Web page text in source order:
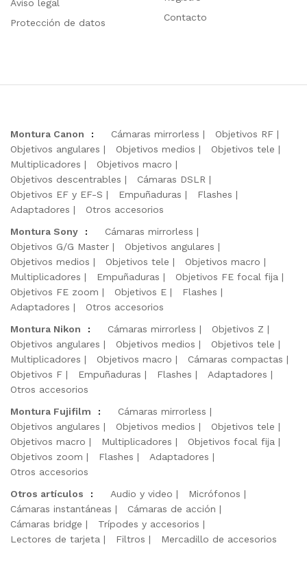
Aviso legal
Protección de datos
Contacto
Montura Canon : Cámaras mirrorless
Objetivos RF
Objetivos angulares
Objetivos medios
Objetivos tele
Multiplicadores
Objetivos macro
Objetivos descentrables
Cámaras DSLR
Objetivos EF y EF-S
Empuñaduras
Flashes
Adaptadores
Otros accesorios
Montura Sony
:
Cámaras mirrorless
Objetivos G/G Master
Objetivos angulares
Objetivos medios
Objetivos tele
Objetivos macro
Multiplicadores
Empuñaduras
Objetivos FE focal fija
Objetivos FE zoom
Objetivos E
Flashes
Adaptadores
Otros accesorios
Montura Nikon
: Cámaras mirrorless
Objetivos Z
Objetivos angulares
Objetivos medios
Objetivos tele
Multiplicadores
Objetivos macro
Cámaras compactas
Objetivos F
Empuñaduras Flashes
Adaptadores
Otros accesorios
Montura Fujifilm
:
Cámaras mirrorless
Objetivos angulares
Objetivos medios
Objetivos tele
Objetivos macro
Multiplicadores
Objetivos focal fija
Objetivos zoom
Flashes
Adaptadores
Otros accesorios
Otros artículos
: Audio y video
Micrófonos
Cámaras instantáneas
Cámaras de acción
Cámaras bridge
Trípodes y accesorios
Lectores de tarjeta
Filtros Mercadillo de accesorios